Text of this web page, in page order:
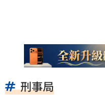
刑事局